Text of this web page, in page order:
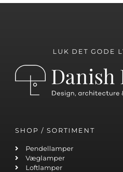
LUK DET GODE
SHOP / SORTIMENT
Pendellamper
Væglamper
Loftlamper